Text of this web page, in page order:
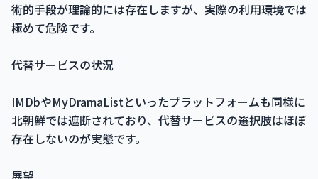
術的手段が理論的には存在しますが、実際の利用環境では
極めて危険です。
代替サービスの状況
IMDbやMyDramaListといったプラットフォームも同様に
北朝鮮では遮断されており、代替サービスの選択肢はほぼ
存在しないのが実態です。
展望